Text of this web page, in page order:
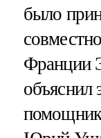
было
Франции
объяснил
помощник